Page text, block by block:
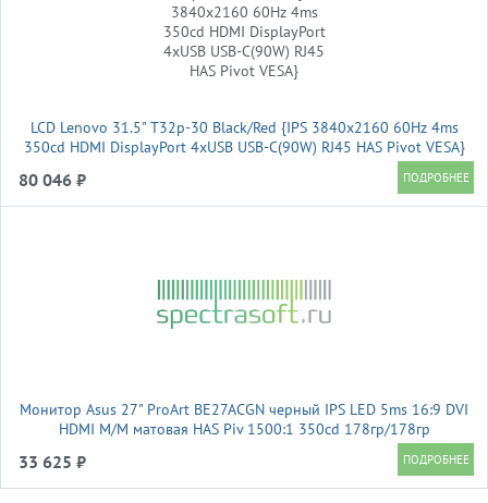
LCD Lenovo 31.5" T32p-30 Black/Red {IPS 3840x2160 60Hz 4ms
350cd HDMI DisplayPort 4xUSB USB-C(90W) RJ45 HAS Pivot VESA}
80 046 ₽
Монитор Asus 27" ProArt BE27ACGN черный IPS LED 5ms 16:9 DVI
HDMI M/M матовая HAS Piv 1500:1 350cd 178гр/178гр
33 625 ₽